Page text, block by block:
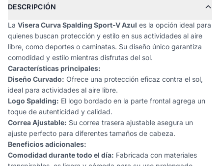
DESCRIPCIÓN
La Visera Curva Spalding Sport-V Azul es la opción ideal para
quienes buscan protección y estilo en sus actividades al aire
libre, como deportes o caminatas. Su diseño único garantiza
comodidad y estilo mientras disfrutas del sol.
Características principales:
Diseño Curvado: Ofrece una protección eficaz contra el sol,
ideal para actividades al aire libre.
Logo Spalding: El logo bordado en la parte frontal agrega un
toque de autenticidad y calidad.
Correa Ajustable: Su correa trasera ajustable asegura un
ajuste perfecto para diferentes tamaños de cabeza.
Beneficios adicionales:
Comodidad durante todo el día: Fabricada con materiales